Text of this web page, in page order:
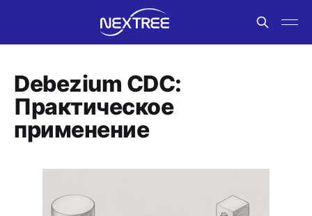
Debezium CDC:
Практическое
применение